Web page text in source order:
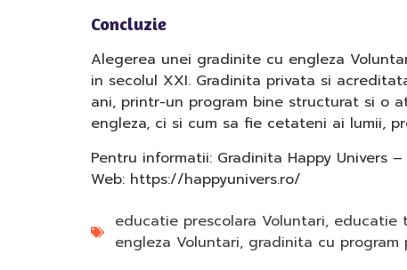
Concluzie
Alegerea unei gradinite cu engleza
in secolul XXI. Gradinita privata si
ani, printr-un program bine structurat si o
engleza, ci si cum sa fie cetateni ai lumii,
Pentru informatii: Gradinita Happy Univers
Web: https://happyunivers.ro/
educatie prescolara Voluntari, educatie
engleza Voluntari, gradinita cu program